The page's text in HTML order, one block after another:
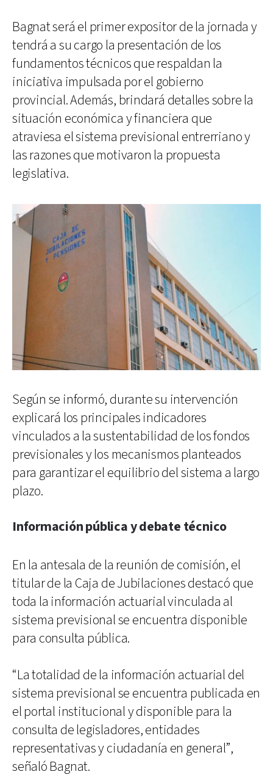
Bagnat será el primer expositor de la jornada y
tendrá a su cargo la presentación de los
fundamentos técnicos que respaldan la
iniciativa impulsada por el gobierno
provincial. Además, brindará detalles sobre la
situación económica y financiera que
atraviesa el sistema previsional entrerriano y
las razones que motivaron la propuesta
legislativa.
Según se informó, durante su intervención
explicará los principales indicadores
vinculados a la sustentabilidad de los fondos
previsionales y los mecanismos planteados
para garantizar el equilibrio del sistema a largo
plazo.
Información pública y debate técnico
En la antesala de la reunión de comisión, el
titular de la Caja de Jubilaciones destacó que
toda la información actuarial vinculada al
sistema previsional se encuentra disponible
para consulta pública.
“La totalidad de la información actuarial del
sistema previsional se encuentra publicada en
el portal institucional y disponible para la
consulta de legisladores, entidades
representativas y ciudadanía en general”,
señaló Bagnat.